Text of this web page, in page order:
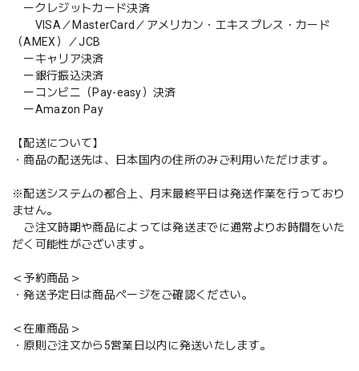
ークレジットカード決済
VISA／MasterCard／アメリカン・エキスプレス・カード
（AMEX）／JCB
ーキャリア決済
ー銀行振込決済
ーコンビニ（Pay-easy）決済
ーAmazon Pay
【配送について】
・商品の配送先は、日本国内の住所のみご利用いただけます。
※配送システムの都合上、月末最終平日は発送作業を行っており
ません。
ご注文時期や商品によっては発送までに通常よりお時間をいた
だく可能性がございます。
＜予約商品＞
・発送予定日は商品ページをご確認ください。
＜在庫商品＞
・原則ご注文から5営業日以内に発送いたします。